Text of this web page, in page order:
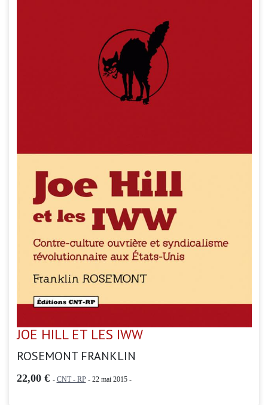
JOE HILL ET LES IWW
ROSEMONT FRANKLIN
22,00 € - CNT - RP- 22 mai 2015 -